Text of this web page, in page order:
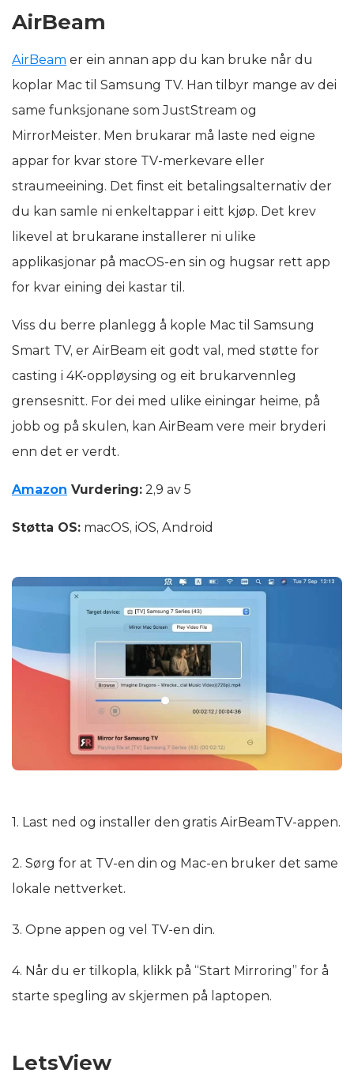
AirBeam
AirBeam er ein annan app du kan bruke når du
koplar Mac til Samsung TV. Han tilbyr mange av dei
same funksjonane som JustStream og
MirrorMeister. Men brukarar må laste ned eigne
appar for kvar store TV-merkevare eller
straumeeining. Det finst eit betalingsalternativ der
du kan samle ni enkeltappar i eitt kjøp. Det krev
likevel at brukarane installerer ni ulike
applikasjonar på macOS-en sin og hugsar rett app
for kvar eining dei kastar til.
Viss du berre planlegg å kople Mac til Samsung
Smart TV, er AirBeam eit godt val, med støtte for
casting i 4K-oppløysing og eit brukarvennleg
grensesnitt. For dei med ulike einingar heime, på
jobb og på skulen, kan AirBeam vere meir bryderi
enn det er verdt.
Amazon Vurdering: 2,9 av 5
Støtta OS: macOS, iOS, Android
1. Last ned og installer den gratis AirBeamTV-appen.
2. Sørg for at TV-en din og Mac-en bruker det same
lokale nettverket.
3. Opne appen og vel TV-en din.
4. Når du er tilkopla, klikk på “Start Mirroring” for å
starte spegling av skjermen på laptopen.
LetsView